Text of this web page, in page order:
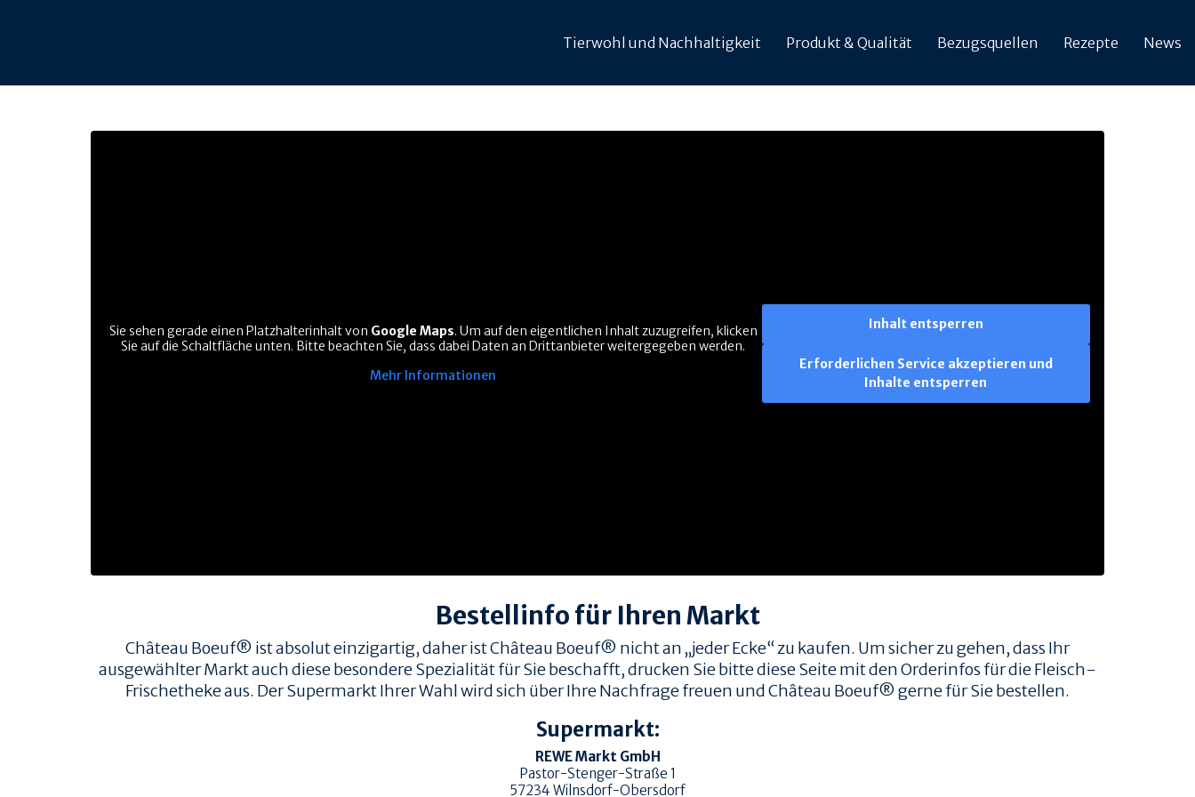
Tierwohl und Nachhaltigkeit Produkt & Qualität Bezugsquellen Rezepte News
Sie sehen gerade einen Platzhalterinhalt von Google Maps. Um auf den eigentlichen Inhalt zuzugreifen, klicken
Sie auf die Schaltfläche unten. Bitte beachten Sie, dass dabei Daten an Drittanbieter weitergegeben werden.
Mehr Informationen
Inhalt entsperren
Erforderlichen Service akzeptieren und
Inhalte entsperren
Bestellinfo für Ihren Markt
Château Boeuf® ist absolut einzigartig, daher ist Château Boeuf® nicht an „jeder Ecke“ zu kaufen. Um sicher zu gehen, dass Ihr
ausgewählter Markt auch diese besondere Spezialität für Sie beschafft, drucken Sie bitte diese Seite mit den Orderinfos für die Fleisch-
Frischetheke aus. Der Supermarkt Ihrer Wahl wird sich über Ihre Nachfrage freuen und Château Boeuf® gerne für Sie bestellen.
Supermarkt:
REWE Markt GmbH
Pastor-Stenger-Straße 1
57234 Wilnsdorf-Obersdorf
QUALITÄT & RÜCKVERFOLGBARKEIT
REZEPTE
REZEPTE
AUFBEWAHRUNG